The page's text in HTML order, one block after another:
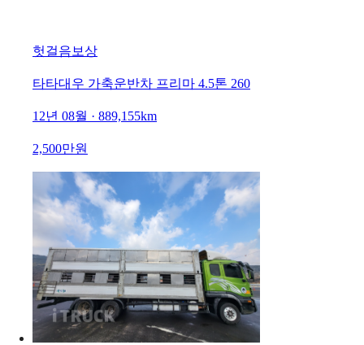
헛걸음보상
타타대우 가축운반차 프리마 4.5톤 260
12년 08월 · 889,155km
2,500만원